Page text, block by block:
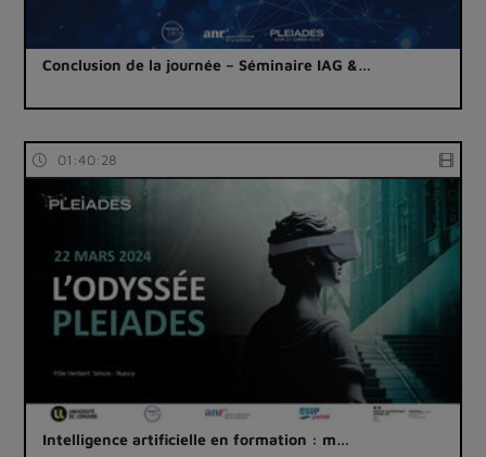
Conclusion de la journée – Séminaire IAG &…
01:40:28
Intelligence artificielle en formation : m…